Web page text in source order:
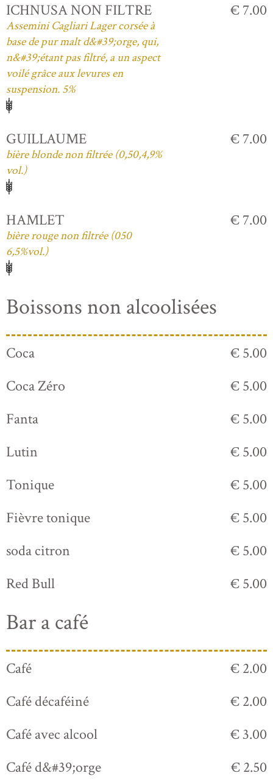
ICHNUSA NON FILTRE
Assemini Cagliari Lager corsée à
base de pur malt d&#39;orge, qui,
n&#39;étant pas filtré, a un aspect
voilé grâce aux levures en
suspension. 5%
€ 7.00
GUILLAUME
bière blonde non filtrée (0,50,4,9%
vol.)
€ 7.00
HAMLET
bière rouge non filtrée (050
6,5%vol.)
€ 7.00
Boissons non alcoolisées
Coca
€ 5.00
Coca Zéro
€ 5.00
Fanta
€ 5.00
Lutin
€ 5.00
Tonique
€ 5.00
Fièvre tonique
€ 5.00
soda citron
€ 5.00
Red Bull
€ 5.00
Bar a café
Café
€ 2.00
Café décaféiné
€ 2.00
Café avec alcool
€ 3.00
Café d&#39;orge
€ 2.50